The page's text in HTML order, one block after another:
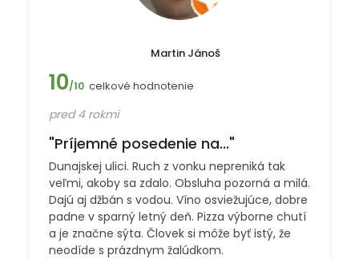
Martin Jánoš
10/10 celkové hodnotenie
pred 4 rokmi
"Príjemné posedenie na..."
Dunajskej ulici. Ruch z vonku nepreniká tak
veľmi, akoby sa zdalo. Obsluha pozorná a milá.
Dajú aj džbán s vodou. Víno osviežujúce, dobre
padne v sparný letný deň. Pizza výborne chutí
a je značne sýta. Človek si môže byť istý, že
neodíde s prázdnym žalúdkom.